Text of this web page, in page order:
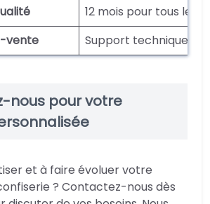
12 mois pour tous les
vente
Support technique à
nous pour votre
et à faire évoluer votre
? Contactez-nous dès